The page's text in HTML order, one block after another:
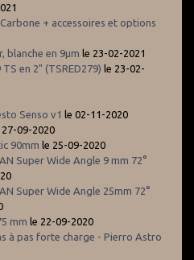
+ accessoires et options
blanche en 9µm le 23-02-2021
en 2" (TSRED279) le 23-02-
Senso v1 le 02-11-2020
27-09-2020
90mm le 25-09-2020
Super Wide Angle 9 mm 72°
Super Wide Angle 25mm 72°
mm le 22-09-2020
à pas forte charge - Pierro Astro